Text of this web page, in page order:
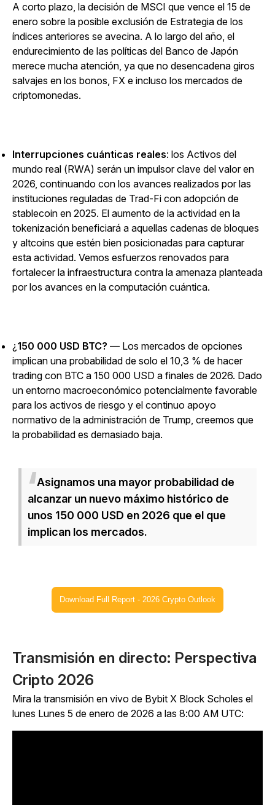
A corto plazo, la decisión de MSCI que vence el 15 de
enero sobre la posible exclusión de Estrategia de los
índices anteriores se avecina. A lo largo del año, el
endurecimiento de las políticas del Banco de Japón
merece mucha atención, ya que no desencadena giros
salvajes en los bonos, FX e incluso los mercados de
criptomonedas.
Interrupciones cuánticas reales: los Activos del
mundo real (RWA) serán un impulsor clave del valor en
2026, continuando con los avances realizados por las
instituciones reguladas de Trad-Fi con adopción de
stablecoin en 2025. El aumento de la actividad en la
tokenización beneficiará a aquellas cadenas de bloques
y altcoins que estén bien posicionadas para capturar
esta actividad. Vemos esfuerzos renovados para
fortalecer la infraestructura contra la amenaza planteada
por los avances en la computación cuántica.
¿150 000 USD BTC? — Los mercados de opciones
implican una probabilidad de solo el 10,3 % de hacer
trading con BTC a 150 000 USD a finales de 2026. Dado
un entorno macroeconómico potencialmente favorable
para los activos de riesgo y el continuo apoyo
normativo de la administración de Trump, creemos que
la probabilidad es demasiado baja.
Asignamos una mayor probabilidad de
alcanzar un nuevo máximo histórico de
unos 150 000 USD en 2026 que el que
implican los mercados.
Download Full Report - 2026 Crypto Outlook
Transmisión en directo: Perspectiva
Cripto 2026
Mira la transmisión en vivo de Bybit X Block Scholes el
lunes Lunes 5 de enero de 2026 a las 8:00 AM UTC: